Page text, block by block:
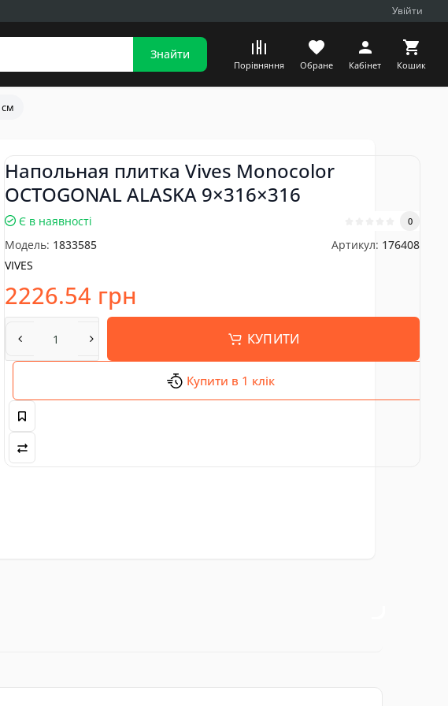
Увійти
Знайти
Порівняння Обране Кабінет Кошик
Напольная плитка Vives Monocolor
OCTOGONAL ALASKA 9×316×316
Є в наявності 0
Модель: 1833585 Артикул: 176408
VIVES
2226.54 грн
КУПИТИ
Купити в 1 клік